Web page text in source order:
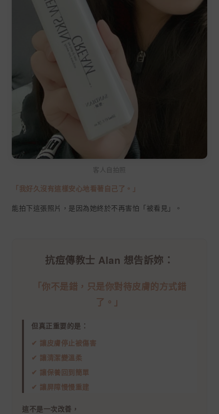
客人自拍照
「我好久沒有這樣安心地看著自己了。」
能拍下這張照片，是因為她終於不再害怕「被看見」。
抗痘傳教士 Alan 想告訴妳：
「你不是錯，只是你對待皮膚的方式錯
了。」
但真正重要的是：
✔ 讓皮膚停止被傷害
✔ 讓清潔變溫柔
✔ 讓保養回到簡單
✔ 讓屏障慢慢重建
這不是一次改善，